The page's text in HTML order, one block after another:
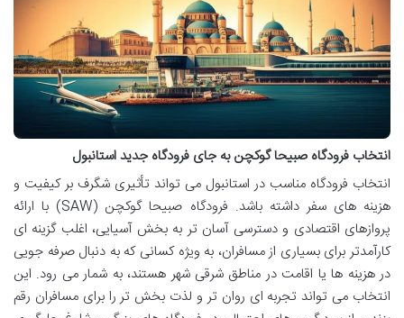
انتخاب فرودگاه صبیحا گوکچن به جای فرودگاه جدید استانبول
انتخاب فرودگاه مناسب در استانبول می تواند تأثیری شگرف بر کیفیت و
هزینه های سفر داشته باشد. فرودگاه صبیحا گوکچن (SAW) با ارائه
پروازهای اقتصادی و دسترسی آسان تر به بخش آسیایی، اغلب گزینه ای
کارآمدتر برای بسیاری از مسافران، به ویژه کسانی که به دنبال صرفه جویی
در هزینه ها یا اقامت در مناطق شرقی شهر هستند، به شمار می رود. این
انتخاب می تواند تجربه ای روان تر و لذت بخش تر را برای مسافران رقم